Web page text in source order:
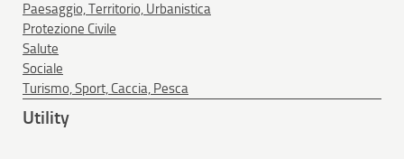
Paesaggio, Territorio, Urbanistica
Protezione Civile
Salute
Sociale
Turismo, Sport, Caccia, Pesca
Utility